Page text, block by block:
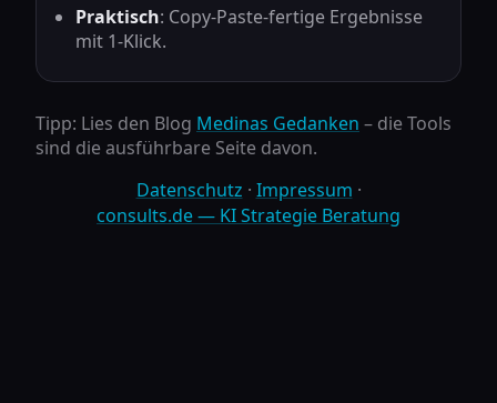
Praktisch: Copy-Paste-fertige Ergebnisse
mit 1-Klick.
Tipp: Lies den Blog Medinas Gedanken – die Tools
sind die ausführbare Seite davon.
Datenschutz · Impressum ·
consults.de — KI Strategie Beratung